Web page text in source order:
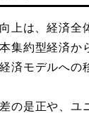
上は、経済全
集約型経済か
済モデルへの
の是正や、ユ